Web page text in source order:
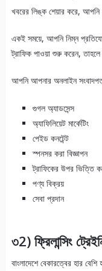
খবরের লিঙ্ক শেয়ার করে,
একই সময়ে, আপনি নিম্ন
ট্রাফিক পাওয়া শুরু করেন,
আপনি আপনার অনলাইন
গুগল অ্যাডসেন্স
অ্যাফিলিয়েট মার্কেটিং
পেইড কনটেন্ট
স্পনসর করা বিজ্ঞাপন
ট্রাফিকের উপর ভিত্তি
পণ্য বিক্রয়
সেবা প্রদান
৩2) ফ্রিলান্সিং
বাংলাদেশে বেকারত্বের হার